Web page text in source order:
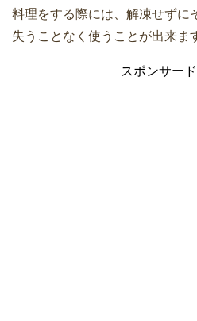
料理をする際には、解凍せずに
失うことなく使うことが出来ま
スポンサー